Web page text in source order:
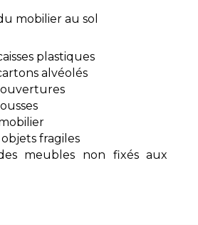
mobilier au sol
plastiques
alvéolés
fragiles
meubles non fixés aux